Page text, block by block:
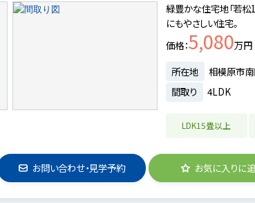
緑豊かな住宅地「若松
にもやさしい住宅。
価格 5,080万円
所在地
相模原市
間取り
4LDK
LDK15畳以上
お問い合わせ・見学予約 お気に入りに